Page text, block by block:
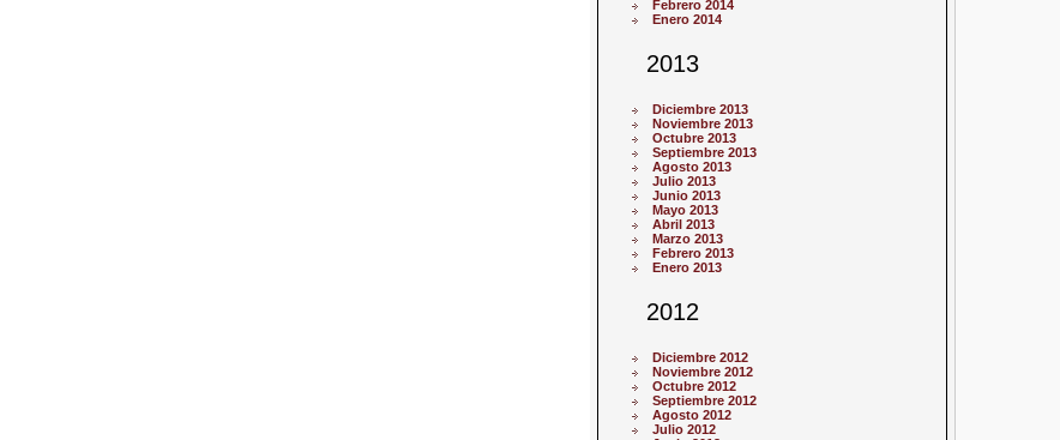
Febrero 2014
Enero 2014
2013
Diciembre 2013
Noviembre 2013
Octubre 2013
Septiembre 2013
Agosto 2013
Julio 2013
Junio 2013
Mayo 2013
Abril 2013
Marzo 2013
Febrero 2013
Enero 2013
2012
Diciembre 2012
Noviembre 2012
Octubre 2012
Septiembre 2012
Agosto 2012
Julio 2012